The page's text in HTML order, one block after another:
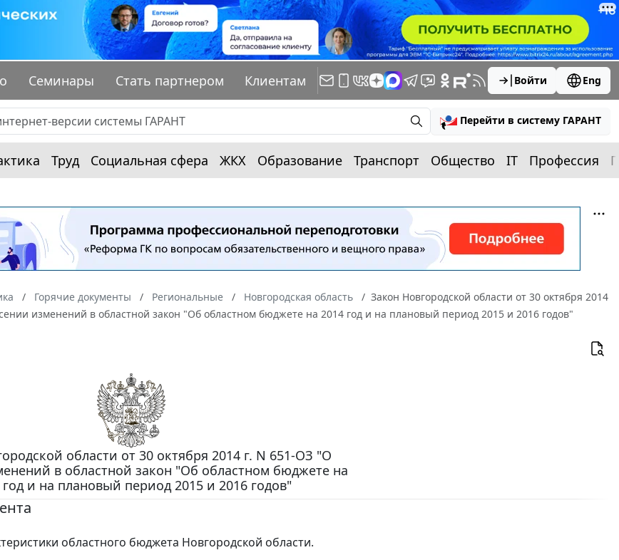
Семинары Стать партнером Клиентам Войти Eng
Перейти в систему ГАРАНТ
Труд Социальная сфера ЖКХ Образование Транспорт Общество IT Профессия
Горячие документы Региональные Новгородская область
Закон Новгородской области от 30 октября 2014
изменений в областной закон "Об областном бюджете на 2014 год и на плановый период 2015 и 2016 годов"
области от 30 октября 2014 г. N 651-ОЗ "О
в областной закон "Об областном бюджете на
год и на плановый период 2015 и 2016 годов"
областного бюджета Новгородской области.